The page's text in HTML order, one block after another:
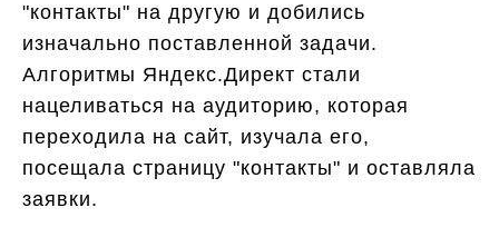
"контакты" на другую и добились
изначально поставленной задачи.
Алгоритмы Яндекс.Директ стали
нацеливаться на аудиторию, которая
переходила на сайт, изучала его,
посещала страницу "контакты" и оставляла
заявки.